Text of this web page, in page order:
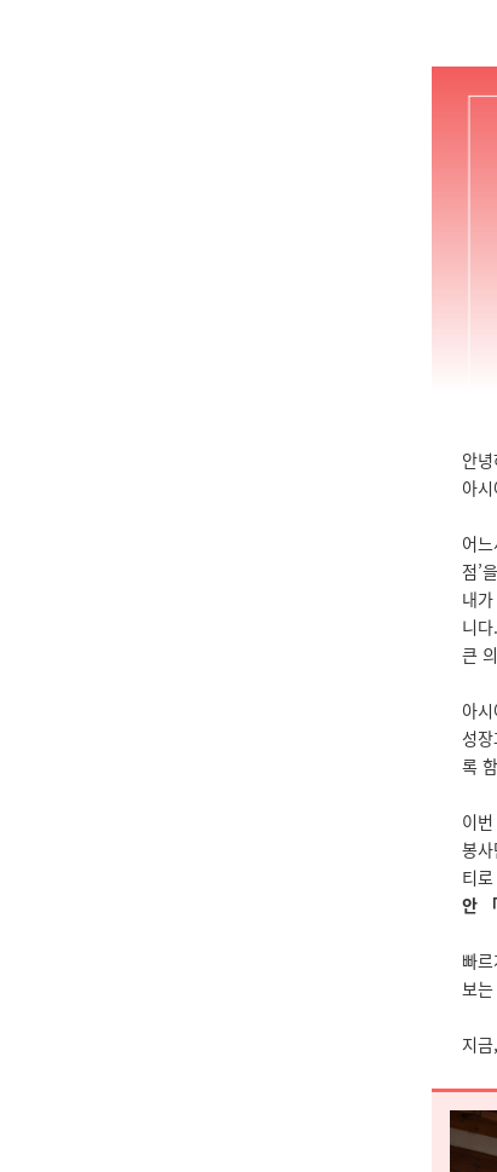
안
아
어
점’
내
니
큰
아
성
록
이
봉
티
안
빠
보
지